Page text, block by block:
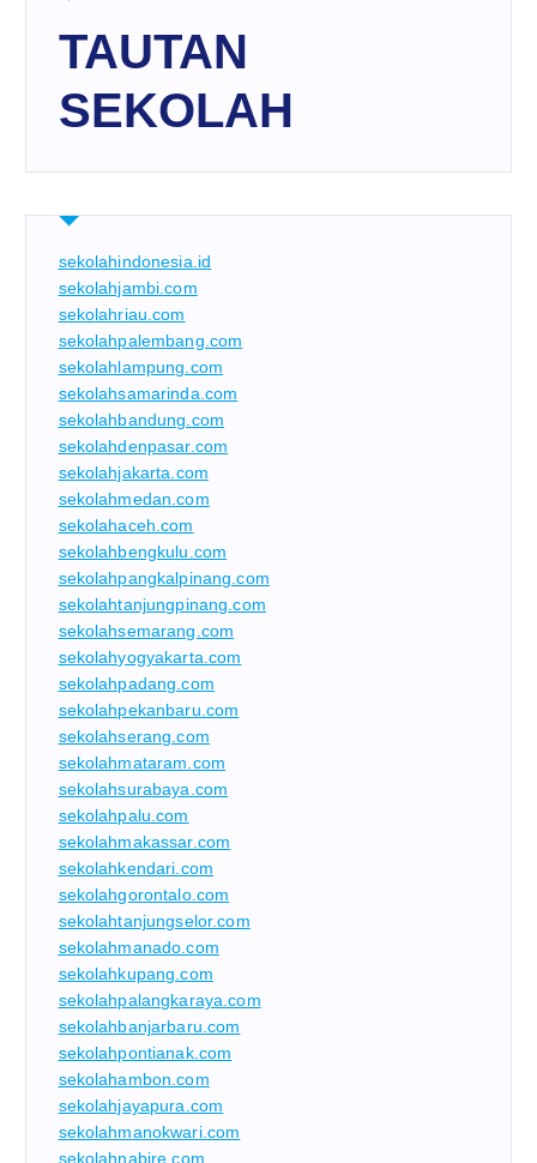
TAUTAN
SEKOLAH
sekolahindonesia.id
sekolahjambi.com
sekolahriau.com
sekolahpalembang.com
sekolahlampung.com
sekolahsamarinda.com
sekolahbandung.com
sekolahdenpasar.com
sekolahjakarta.com
sekolahmedan.com
sekolahaceh.com
sekolahbengkulu.com
sekolahpangkalpinang.com
sekolahtanjungpinang.com
sekolahsemarang.com
sekolahyogyakarta.com
sekolahpadang.com
sekolahpekanbaru.com
sekolahserang.com
sekolahmataram.com
sekolahsurabaya.com
sekolahpalu.com
sekolahmakassar.com
sekolahkendari.com
sekolahgorontalo.com
sekolahtanjungselor.com
sekolahmanado.com
sekolahkupang.com
sekolahpalangkaraya.com
sekolahbanjarbaru.com
sekolahpontianak.com
sekolahambon.com
sekolahjayapura.com
sekolahmanokwari.com
sekolahnabire.com